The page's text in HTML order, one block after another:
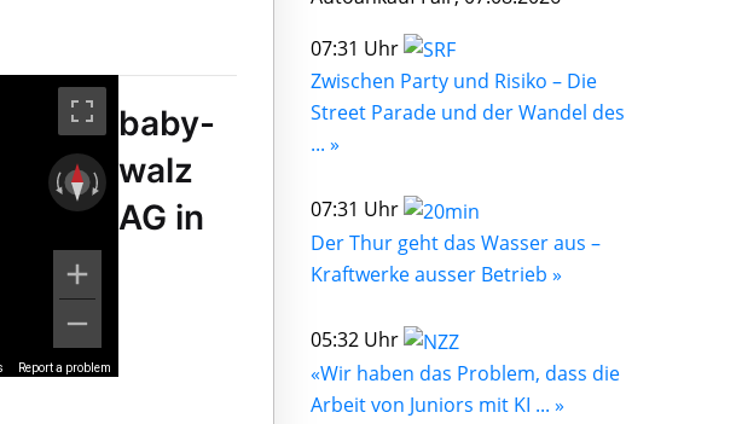
Report a problem
baby-
walz
AG in
07:31 Uhr
Zwischen Party und Risiko – Die
Street Parade und der Wandel des
... »
07:31 Uhr
Der Thur geht das Wasser aus –
Kraftwerke ausser Betrieb »
05:32 Uhr
«Wir haben das Problem, dass die
Arbeit von Juniors mit KI ... »